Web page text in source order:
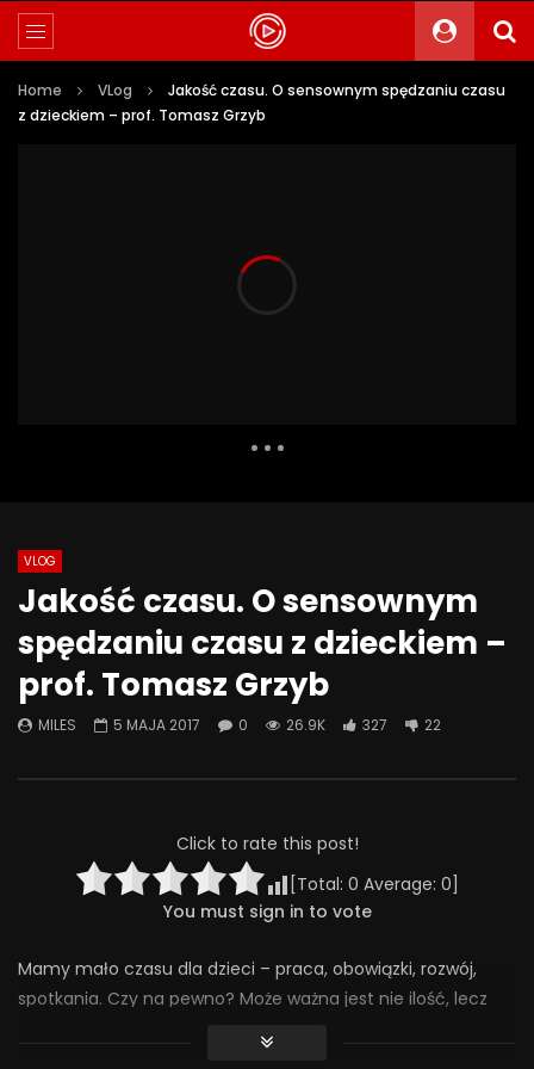
Home VLog
Jakość czasu. O sensownym spędzaniu czasu
z dzieckiem – prof. Tomasz Grzyb
Znaczenie obecności i
zaangażowania ojca w rozwój
psychoseksualny dorastającego
dziecka
27 CZERWCA 2025
Co możemy zrobić,
była miejscem
0
314
VLOG
Jakość czasu. O sensownym
spędzaniu czasu z dzieckiem –
prof. Tomasz Grzyb
MILES 5 MAJA 2017 0 26.9K 327 22
Click to rate this post!
[Total: 0 Average: 0]
You must sign in to vote
Mamy mało czasu dla dzieci – praca, obowiązki, rozwój,
spotkania. Czy na pewno? Może ważna jest nie ilość, lecz